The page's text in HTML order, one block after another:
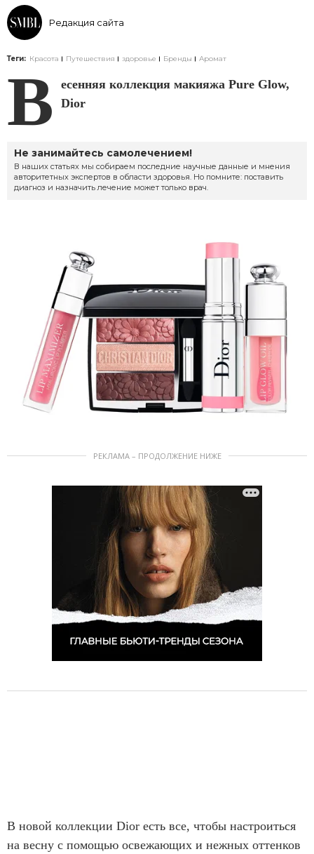
Редакция сайта
Теги: Красота Путешествия здоровье Бренды Аромат
В
есенняя коллекция макияжа Pure Glow,
Dior
Не занимайтесь самолечением!
В наших статьях мы собираем последние научные данные и мнения
авторитетных экспертов в области здоровья. Но помните: поставить
диагноз и назначить лечение может только врач.
РЕКЛАМА – ПРОДОЛЖЕНИЕ НИЖЕ
В новой коллекции Dior есть все, чтобы настроиться
на весну с помощью освежающих и нежных оттенков